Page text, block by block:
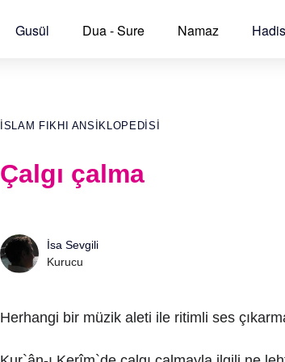
Gusül Dua - Sure Namaz
İSLAM FIKHI ANSIKLOPEDISI
Çalgı çalma
İsa Sevgili
Kurucu
Herhangi bir müzik aleti ile ritimli ses